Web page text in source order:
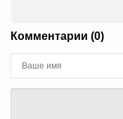
Комментарии (0)